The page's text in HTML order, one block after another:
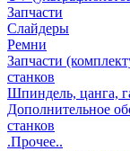
Запчасти
Слайдеры
Ремни
Запчасти
станков
Шпиндель, цанга,
Дополнительное
станков
.Прочее..